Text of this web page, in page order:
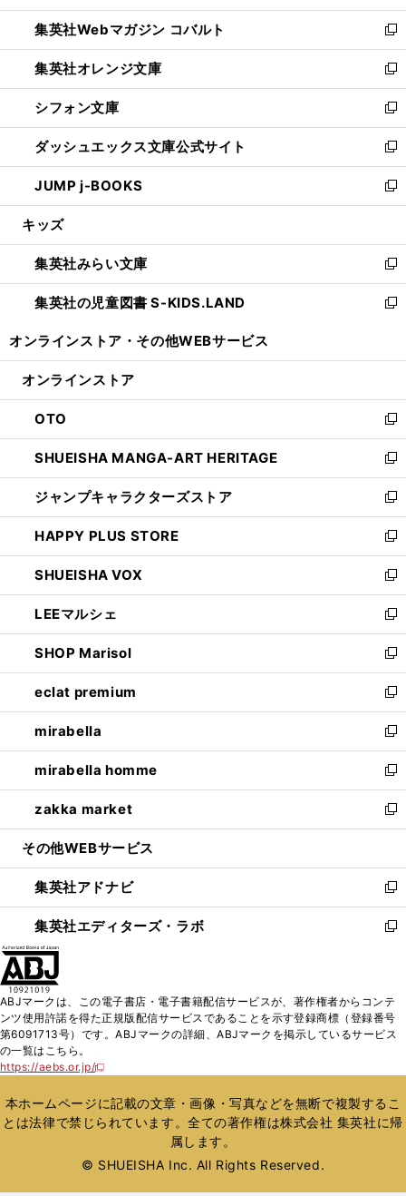
開
く
ウ
で
開
く
ン
ド
ウ
で
開
く
ウ
ィ
ン
ド
ウ
で
開
く
集英社Webマガジン コバルト
新
し
い
ウ
ィ
ン
ド
ウ
で
開
集英社オレンジ文庫
新
し
い
ウ
ィ
ン
ド
ウ
開
く
シフォン文庫
新
し
い
ウ
ィ
ン
ウ
で
開
く
ダッシュエックス文庫公式サイト
新
し
い
ウ
ン
ド
ウ
で
JUMP j-BOOKS
新
し
ウ
ィ
ン
ド
開
キッズ
集英社みらい文庫
新
し
い
ン
ウ
で
開
く
集英社の児童図書 S-KIDS.LAND
新
ウ
ン
ド
ウ
で
開
く
オンラインストア・ その他WEBサービス
オンラインストア
OTO
新
し
い
ウ
ィ
ン
ド
ウ
で
開
く
SHUEISHA MANGA-ART HERITAGE
新
し
い
ウ
ィ
ン
ド
ウ
で
開
く
ジャンプキャラクターズストア
新
し
い
ウ
ィ
ン
ド
ウ
で
開
く
HAPPY PLUS STORE
新
し
い
ウ
ィ
ン
ド
ウ
で
開
く
SHUEISHA VOX
新
し
い
ウ
ィ
ン
ド
ウ
で
開
く
LEEマルシェ
新
し
い
ウ
ィ
ン
ド
ウ
で
開
く
SHOP Marisol
新
し
い
ウ
ィ
ン
ド
ウ
で
開
eclat premium
新
し
い
ウ
ィ
ン
ド
ウ
開
く
mirabella
新
し
い
ウ
ィ
ン
ウ
で
開
く
mirabella homme
新
し
い
ウ
ン
ド
ウ
で
zakka market
新
し
ウ
ィ
ン
ド
く
その他WEBサービス
集英社アドナビ
新
し
い
ド
ウ
で
集英社エディターズ・ラボ
新
ィ
ン
ド
開
く
ABJマークは、この電子書店・電子書籍配信サービスが、著作権者からコンテ
ンツ使用許諾を得た正規版配信サービスであることを示す登録商標（登録番号
第6091713号）です。ABJマークの詳細、ABJマークを掲示しているサービス
の一覧はこちら。
https://aebs.or.jp/
新
い
ウ
ィ
ウ
本ホームページに記載の文章・画像・写真などを無断で複製するこ
とは法律で禁じられています。全ての著作権は株式会社 集英社に帰
属します。
© SHUEISHA Inc. All Rights Reserved.